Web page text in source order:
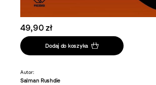
49,90 zł
Dodaj do koszyka
Autor:
Salman Rushdie